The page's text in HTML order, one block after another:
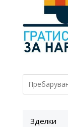
Зделки